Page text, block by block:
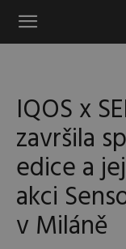
Instinkt
IQOS x
završila
edice a
akci
v Miláně